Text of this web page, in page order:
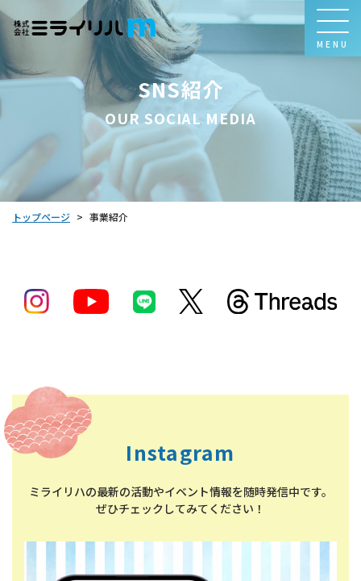
MENU
SNS紹介
OUR SOCIAL MEDIA
トップページ > 事業紹介
Instagram
ミライリハの最新の活動やイベント情報を随時発信中です。
ぜひチェックしてみてください！